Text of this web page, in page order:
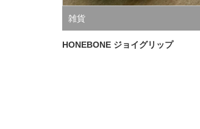
雑貨
HONEBONE ジョイグリップ